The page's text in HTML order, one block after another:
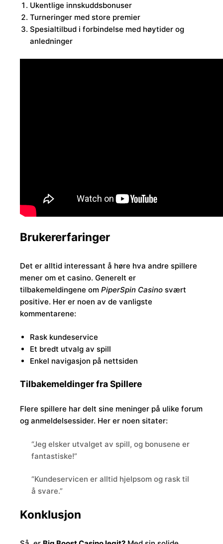
Ukentlige innskuddsbonuser
Turneringer med store premier
Spesialtilbud i forbindelse med høytider og
anledninger
Brukererfaringer
Det er alltid interessant å høre hva andre spillere
mener om et casino. Generelt er
tilbakemeldingene omPiperSpin Casino svært
positive. Her er noen av de vanligste
kommentarene:
Rask kundeservice
Et bredt utvalg av spill
Enkel navigasjon på nettsiden
Tilbakemeldinger fra Spillere
Flere spillere har delt sine meninger på ulike forum
og anmeldelsessider. Her er noen sitater:
“Jeg elsker utvalget av spill, og bonusene er
fantastiske!”
“Kundeservicen er alltid hjelpsom og rask til
å svare.”
Konklusjon